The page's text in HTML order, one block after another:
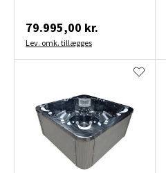
79.995,00 kr.
Lev. omk. tillægges